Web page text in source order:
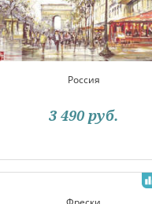
Россия
3 490 руб.